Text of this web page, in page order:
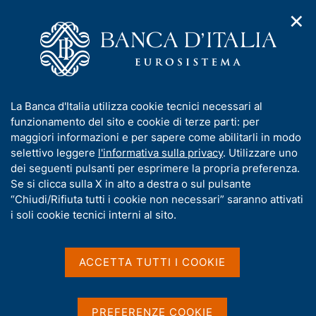
n
u
d
i
n
a
v
i
g
a
o
m
g
e
e
l
s
t
Chi siamo
Principali attività
CondividiS
t
a
m
a
a
IN QUESTA PAGINA
✕
I
n
f
o
r
m
a
t
La Banca d'Italia utilizza cookie tecnici necessari al
funzionamento del sito e cookie di terze parti: per
maggiori informazioni e per sapere come abilitarli in modo
selettivo leggere l'informativa sulla privacy. Utilizzare uno
dei seguenti pulsanti per esprimere la propria preferenza.
Se si clicca sulla X in alto a destra o sul pulsante
“Chiudi/Rifiuta tutti i cookie non necessari” saranno attivati
i soli cookie tecnici interni al sito.
ACCETTA TUTTI I COOKIE
PREFERENZE COOKIE